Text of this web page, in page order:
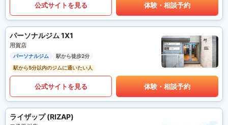
公式サイトを見る 体験・相談予約
パーソナルジム 1X1
用賀店
パーソナルジム
駅から徒歩2分
駅から5分以内のジムに通いたい人
公式サイトを見る 体験・相談予約
ライザップ (RIZAP)